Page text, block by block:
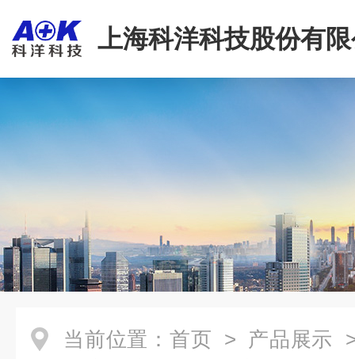
上海科洋科技股份有
当前位置： 首页 > 产品展示